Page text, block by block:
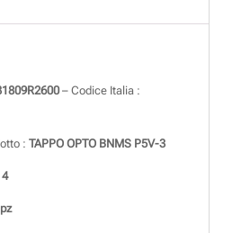
– Codice Italia :
: TAPPO OPTO BNMS P5V-3
4
pz